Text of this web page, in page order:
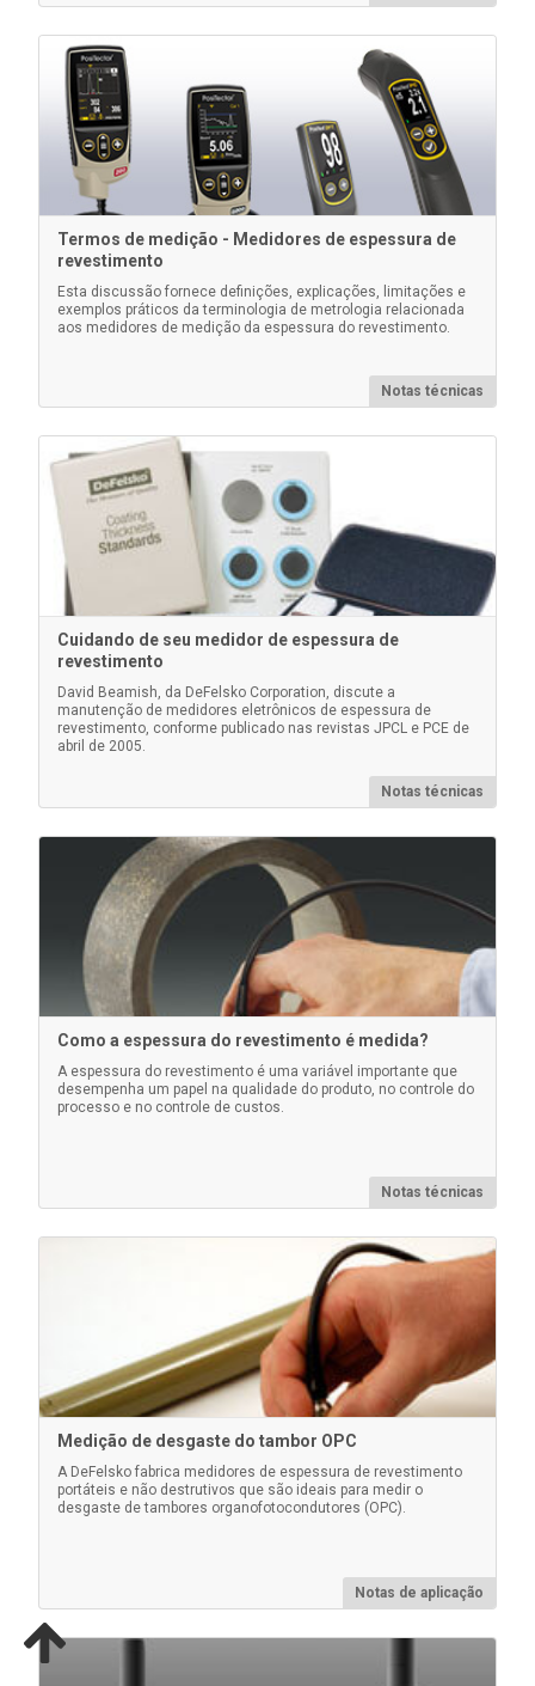
Presilha para cinto
Clipe de cinto para corpos de medidores PosiTector
Blocos de poliestireno certificados
Os blocos de poliestireno certificados são para uso
mils).
Saiba mais
Anéis de pé de sonda
desnecessário ao usar o modo Scan ou Fast para
Saiba mais
Ajuda a reduzir a influência adversa do operador,
garantindo que a sonda PosiTector 6000 seja
Termos de medição - Medidores de espessura de
revestimento
Esta discussão fornece definições, explicações, limitações e
exemplos práticos da terminologia de metrologia relacionada
aos medidores de medição da espessura do revestimento.
Notas técnicas
Cuidando de seu medidor de espessura de
revestimento
David Beamish, da DeFelsko Corporation, discute a
manutenção de medidores eletrônicos de espessura de
revestimento, conforme publicado nas revistas JPCL e PCE de
abril de 2005.
Notas técnicas
Como a espessura do revestimento é medida?
A espessura do revestimento é uma variável importante que
desempenha um papel na qualidade do produto, no controle do
processo e no controle de custos.
Notas técnicas
Medição de desgaste do tambor OPC
A DeFelsko fabrica medidores de espessura de revestimento
portáteis e não destrutivos que são ideais para medir o
desgaste de tambores organofotocondutores (OPC).
Notas de aplicação